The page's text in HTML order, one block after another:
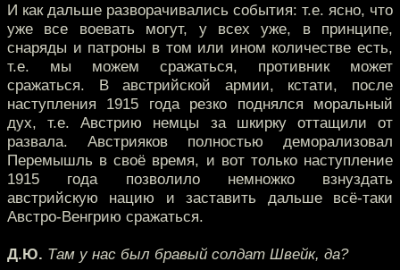
И как дальше разворачивались события: т.е. ясно, что
уже все воевать могут, у всех уже, в принципе,
снаряды и патроны в том или ином количестве есть,
т.е. мы можем сражаться, противник может
сражаться. В австрийской армии, кстати, после
наступления 1915 года резко поднялся моральный
дух, т.е. Австрию немцы за шкирку оттащили от
развала. Австрияков полностью деморализовал
Перемышль в своё время, и вот только наступление
1915 года позволило немножко взнуздать
австрийскую нацию и заставить дальше всё-таки
Австро-Венгрию сражаться.
Д.Ю. Там у нас был бравый солдат Швейк, да?